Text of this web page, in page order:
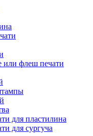
или флеш печати
для пластилина
для сургуча